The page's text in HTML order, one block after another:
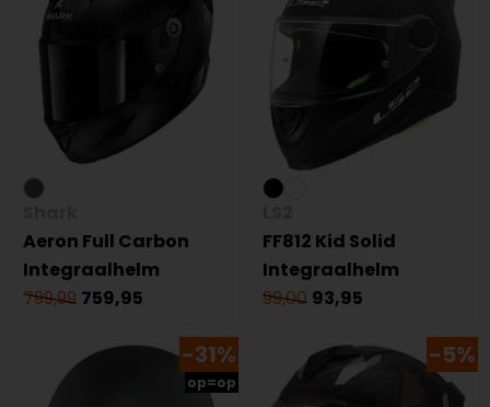
Aeron Full Carbon
Integraalhelm
799,99 759,95
FF812 Kid Solid
Integraalhelm
99,00 93,95
-31%
op=op
-5%